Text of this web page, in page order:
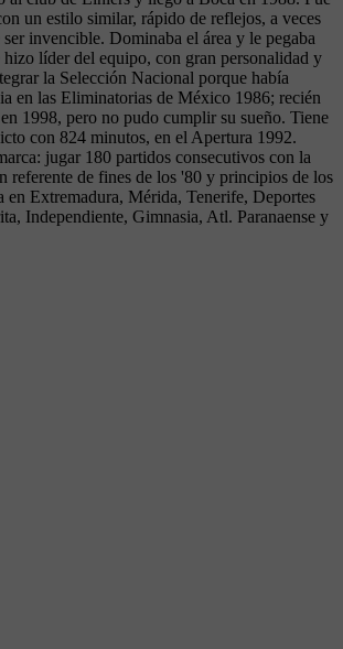
un estilo similar, rápido de reflejos, a veces
ser invencible. Dominaba el área y le pegaba
hizo líder del equipo, con gran personalidad y
la Selección Nacional porque había
en las Eliminatorias de México 1986; recién
1998, pero no pudo cumplir su sueño. Tiene
con 824 minutos, en el Apertura 1992.
jugar 180 partidos consecutivos con la
referente de fines de los '80 y principios de los
en Extremadura, Mérida, Tenerife, Deportes
Independiente, Gimnasia, Atl. Paranaense y